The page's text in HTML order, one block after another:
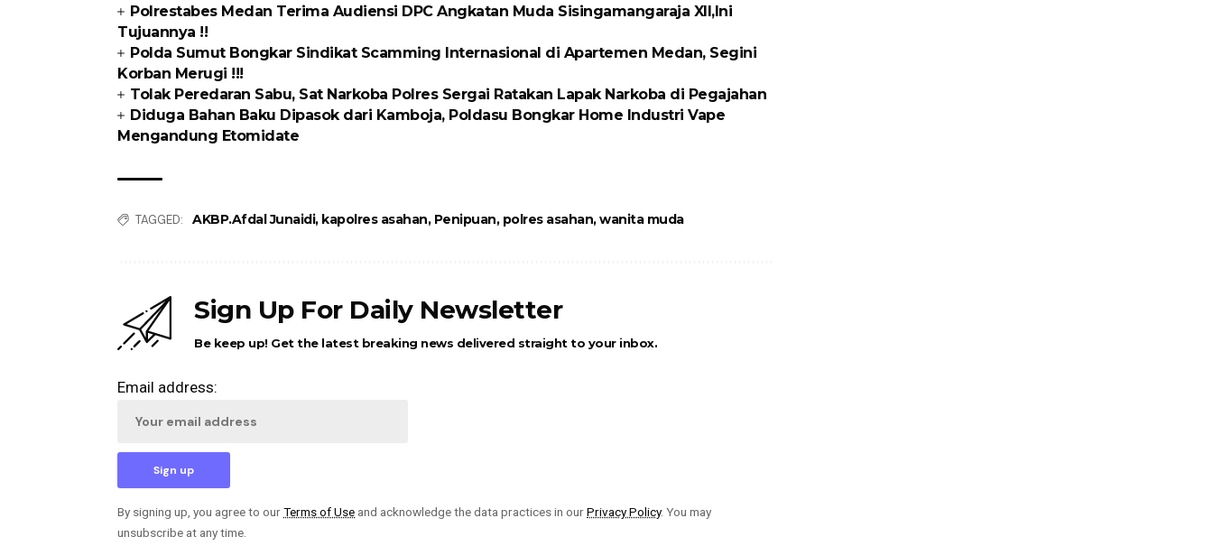
Polrestabes Medan Terima Audiensi DPC Angkatan Muda Sisingamangaraja XII,Ini
Tujuannya !!
Polda Sumut Bongkar Sindikat Scamming Internasional di Apartemen Medan, Segini
Korban Merugi !!!
Tolak Peredaran Sabu, Sat Narkoba Polres Sergai Ratakan Lapak Narkoba di Pegajahan
Diduga Bahan Baku Dipasok dari Kamboja, Poldasu Bongkar Home Industri Vape
Mengandung Etomidate
TAGGED: AKBP.Afdal Junaidi, kapolres asahan, Penipuan, polres asahan,wanita muda
Sign Up For Daily Newsletter
Be keep up! Get the latest breaking news delivered straight to your inbox.
Email address:
By signing up, you agree to ourTerms of Use and acknowledge the data practices in ourPrivacy Policy. You may
unsubscribe at any time.